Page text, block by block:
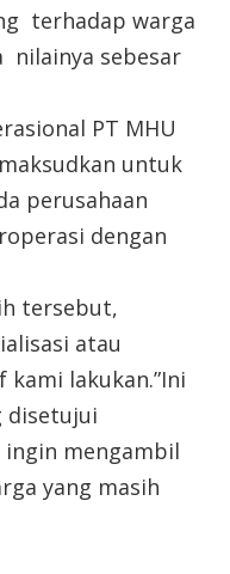
terhadap warga
nilainya sebesar
PT MHU
untuk
perusahaan
dengan
tersebut,
atau
kami lakukan.”Ini
disetujui
ingin mengambil
yang masih